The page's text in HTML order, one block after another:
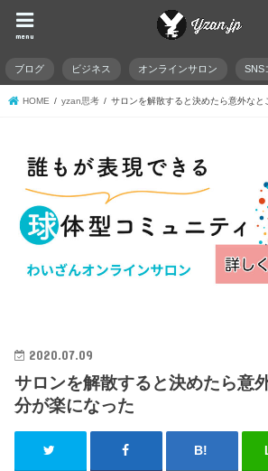
menu
ブログ ビジネス オンラインサロン SNS
HOME yzan思考 サロンを解散すると決めたら意外なと
2020.07.09
サロンを解散すると決めたら意
分が楽になった